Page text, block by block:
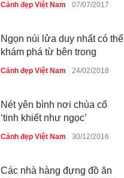
Cảnh đẹp Việt Nam 07/07/2017
Ngọn núi lửa duy nhất có thể
khám phá từ bên trong
Cảnh đẹp Việt Nam 24/02/2018
Nét yên bình nơi chùa cổ
‘tinh khiết như ngọc’
Cảnh đẹp Việt Nam 30/12/2016
Các nhà hàng đựng đồ ăn